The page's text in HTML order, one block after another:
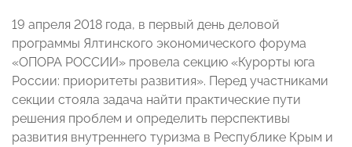
19 апреля 2018 года, в первый день деловой
программы Ялтинского экономического форума
«ОПОРА РОССИИ» провела секцию «Курорты юга
России: приоритеты развития». Перед участниками
секции стояла задача найти практические пути
решения проблем и определить перспективы
развития внутреннего туризма в Республике Крым и